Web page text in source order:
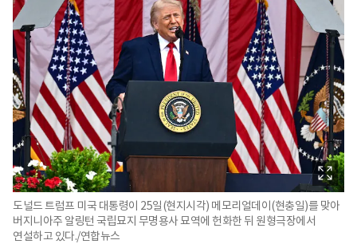
도널드 트럼프 미국 대통령이 25일(현지시각) 메모리얼데이(현충일)를 맞아
버지니아주 알링턴 국립묘지 무명용사 묘역에 헌화한 뒤 원형극장에서
연설하고 있다./연합뉴스